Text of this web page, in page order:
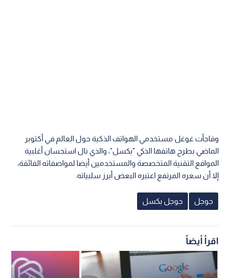
وفاجأت غوغل مستخدمي الهواتف الذكية حول العالم في أكتوبر
الماضي بطرح هاتفها الذكي "بكسل"، والذي نال استحسان أغلبية
المواقع التقنية المتخصصة والمستخدمين أيضا لمواصفاته الفائقة،
إلا أن سعره المرتفع اعتبره البعض أبرز سلبياته.
جوجل جوجل بكسل
اقرأ أيضاً